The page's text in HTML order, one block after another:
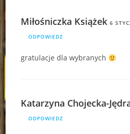
Miłośniczka Książek 6
ODPOWIEDZ
gratulacje dla wybranych
Katarzyna Chojecka-
ODPOWIEDZ